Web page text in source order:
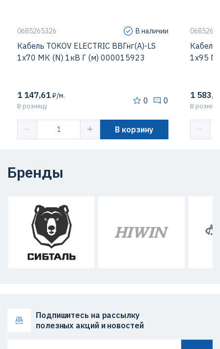
0685265326 В наличии
Кабель TOKOV ELECTRIC ВВГнг(А)-LS
1х70 МК (N) 1кВ Г (м) 000015923
1 147,61₽/м.
В розницу
0 0
В корзину
Кабель
1х95
1
В розницу
Бренды
Подпишитесь на рассылку
полезных акций и новостей